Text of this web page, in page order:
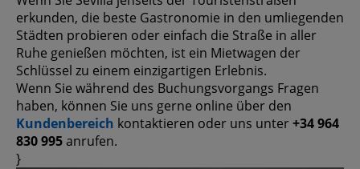
erkunden, die beste Gastronomie in den umliegenden
Städten probieren oder einfach die Straße in aller
Ruhe genießen möchten, ist ein Mietwagen der
Schlüssel zu einem einzigartigen Erlebnis.
Wenn Sie während des Buchungsvorgangs Fragen
haben, können Sie uns gerne online über den
Kundenbereich kontaktieren oder uns unter+34 964
830 995anrufen.
}